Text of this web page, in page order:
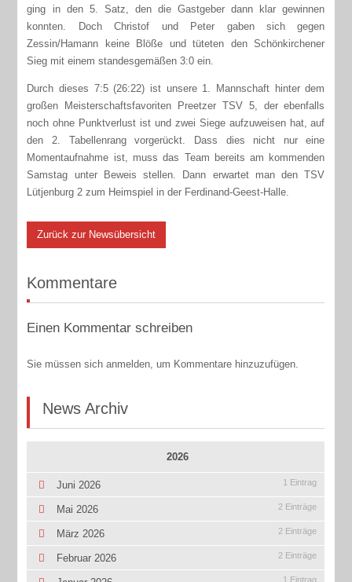
ging in den 5. Satz, den die Gastgeber dann klar gewinnen
konnten. Doch Christof und Peter gaben sich gegen
Zessin/Hamann keine Blöße und tüteten den Schönkirchener
Sieg mit einem standesgemäßen 3:0 ein.
Durch dieses 7:5 (26:22) ist unsere 1. Mannschaft hinter dem
großen Meisterschaftsfavoriten Preetzer TSV 5, der ebenfalls
noch ohne Punktverlust ist und zwei Siege aufzuweisen hat, auf
den 2. Tabellenrang vorgerückt. Dass dies nicht nur eine
Momentaufnahme ist, muss das Team bereits am kommenden
Samstag unter Beweis stellen. Dann erwartet man den TSV
Lütjenburg 2 zum Heimspiel in der Ferdinand-Geest-Halle.
Zurück zur Newsübersicht
Kommentare
Einen Kommentar schreiben
Sie müssen sich anmelden, um Kommentare hinzuzufügen.
News Archiv
2026
Juni 2026 1 Eintrag
Mai 2026 2 Einträge
März 2026 2 Einträge
Februar 2026 2 Einträge
1 Eintrag